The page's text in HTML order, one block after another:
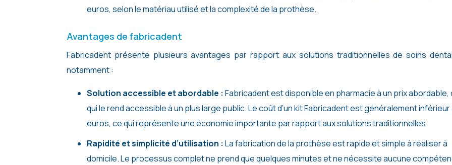
euros, selon le matériau utilisé et la complexité de la prothèse.
Avantages de fabricadent
Fabricadent présente plusieurs avantages par rapport aux solutions traditionnelles de soins
notamment :
Solution accessible et abordable : Fabricadent est disponible en pharmacie à un prix abordable,
qui le rend accessible à un plus large public. Le coût d’un kit Fabricadent est généralement inférieur
euros, ce qui représente une économie importante par rapport aux solutions traditionnelles.
Rapidité et simplicité d’utilisation : La fabrication de la prothèse est rapide et simple à réaliser à
domicile. Le processus complet ne prend que quelques minutes et ne nécessite aucune